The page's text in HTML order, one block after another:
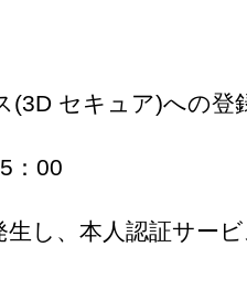
(3D セキュア)への登
00
、本人認証サービ